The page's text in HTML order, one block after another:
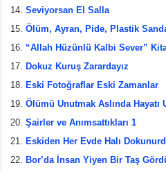
Seviyorsan El Salla
Ölüm, Ayran, Pide, Plastik
“Allah Hüzünlü Kalbi Sever”
Dokuz Kuruş Zarardayız
Eski Fotoğraflar Eski Zamanlar
Ölümü Unutmak Aslında Hayatı
Şairler ve Anımsattıkları 1
Eskiden Her Evde Halı
Bor’da İnsan Yiyen Bir Taş